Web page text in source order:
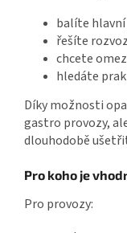
balíte hlavní
řešíte
chcete
hledáte
Díky možnosti
gastro provozy,
dlouhodobě
Pro koho je
Pro provozy: